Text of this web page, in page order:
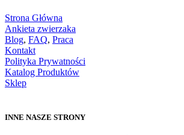
Strona Główna
Ankieta zwierzaka
Blog, FAQ, Praca
Kontakt
Polityka Prywatności
Katalog Produktów
Sklep
INNE NASZE STRONY